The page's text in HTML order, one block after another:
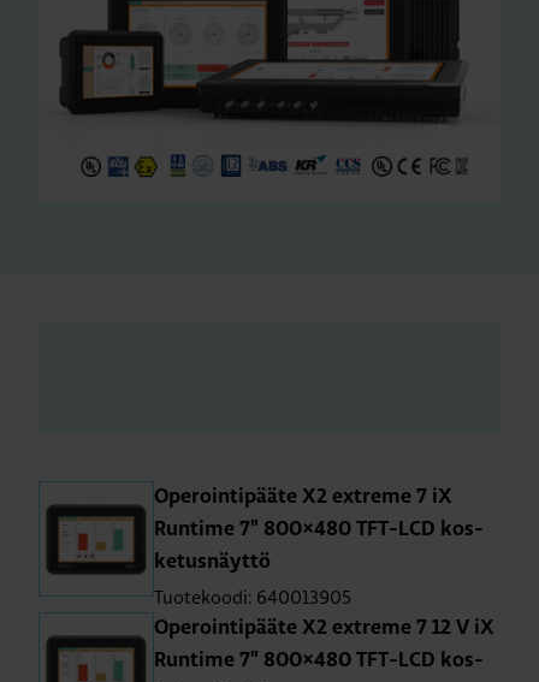
Ope­roin­ti­pää­te X2 ext­re­me 7 iX
Run­ti­me 7" 800×480 TFT-LCD kos­
ke­tus­näyt­tö
Tuotekoodi: 640013905
Ope­roin­ti­pää­te X2 ext­re­me 7 12 V iX
Run­ti­me 7" 800×480 TFT-LCD kos­